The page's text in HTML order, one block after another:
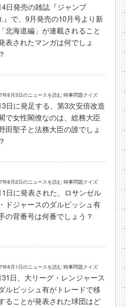
4日発売の雑誌『ジャンプ
』で、9月発売の10月号より新
北海道編」が連載されること
表されたマンガは何でしょ
年8月3日のニュースを読む 時事問題クイズ
3日に発足する、第3次安倍改造
で女性閣僚なのは、総務大臣
田聖子と法務大臣の誰でしょ
年8月2日のニュースを読む 時事問題クイズ
1日に発表された、ロサンゼル
ドジャースのダルビッシュ有
の背番号は何番でしょう？
年8月1日のニュースを読む 時事問題クイズ
31日、大リーグ・レンジャース
ルビッシュ有がトレードで移
ることが発表された球団はど